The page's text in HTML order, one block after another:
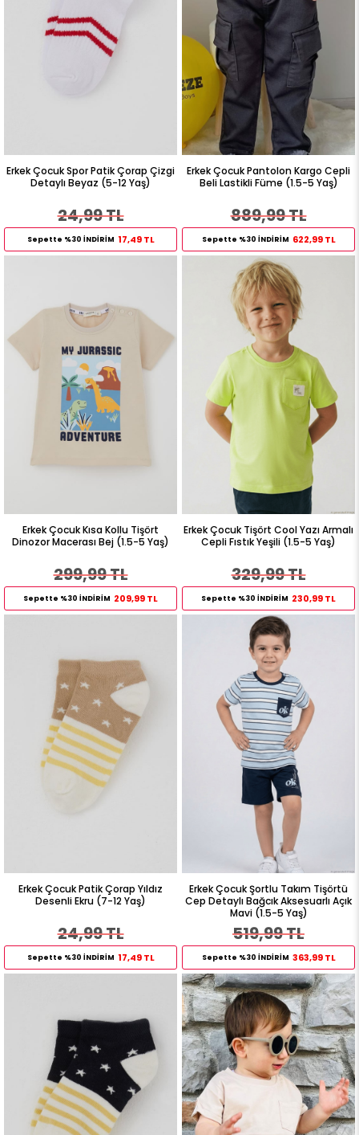
Erkek Çocuk Spor Patik Çorap Çizgi
Detaylı Beyaz (5-12 Yaş)
24,99 TL
Sepette %30 İNDİRİM 17,49 TL
Erkek Çocuk Pantolon Kargo Cepli
Beli Lastikli Füme (1.5-5 Yaş)
889,99 TL
Sepette %30 İNDİRİM 622,99 TL
Erkek Çocuk Kısa Kollu Tişört
Dinozor Macerası Bej (1.5-5 Yaş)
299,99 TL
Sepette %30 İNDİRİM 209,99 TL
Erkek Çocuk Tişört Cool Yazı Armalı
Cepli Fıstık Yeşili (1.5-5 Yaş)
329,99 TL
Sepette %30 İNDİRİM 230,99 TL
Erkek Çocuk Patik Çorap Yıldız
Desenli Ekru (7-12 Yaş)
24,99 TL
Sepette %30 İNDİRİM 17,49 TL
Erkek Çocuk Şortlu Takım Tişörtü
Cep Detaylı Bağcık Aksesuarlı Açık
Mavi (1.5-5 Yaş)
519,99 TL
Sepette %30 İNDİRİM 363,99 TL